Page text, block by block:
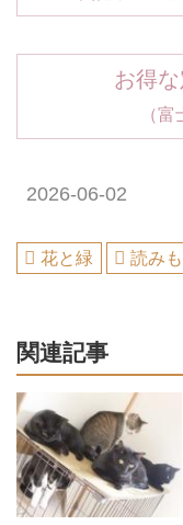
お得
（富
2026-06-02
花と緑 読み
関連記事